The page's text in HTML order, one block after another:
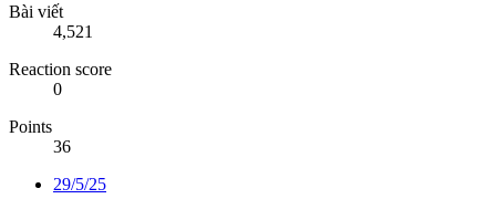
Bài viết
4,521
Reaction score
0
Points
36
29/5/25